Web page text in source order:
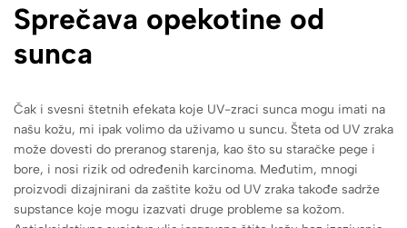
Sprečava opekotine od
sunca
Čak i svesni štetnih efekata koje UV-zraci sunca mogu imati na
našu kožu, mi ipak volimo da uživamo u suncu. Šteta od UV zraka
može dovesti do preranog starenja, kao što su staračke pege i
bore, i nosi rizik od određenih karcinoma. Međutim, mnogi
proizvodi dizajnirani da zaštite kožu od UV zraka takođe sadrže
supstance koje mogu izazvati druge probleme sa kožom.